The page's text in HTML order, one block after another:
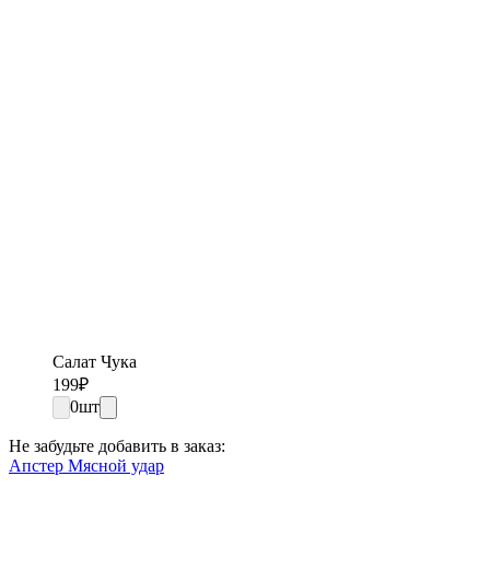
Салат Чука
199₽
0шт
Не забудьте добавить в заказ:
Апстер Мясной удар